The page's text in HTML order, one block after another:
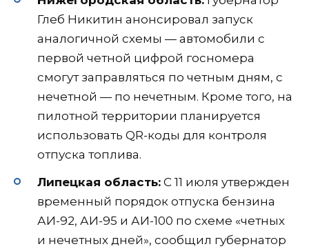
Глеб Никитин анонсировал запуск
аналогичной схемы — автомобили с
первой четной цифрой госномера
смогут заправляться по четным дням, с
нечетной — по нечетным. Кроме того, на
пилотной территории планируется
использовать QR-коды для контроля
отпуска топлива.
Липецкая область: С 11 июля утвержден
временный порядок отпуска бензина
АИ-92, АИ-95 и АИ-100 по схеме «четных
и нечетных дней», сообщил губернатор